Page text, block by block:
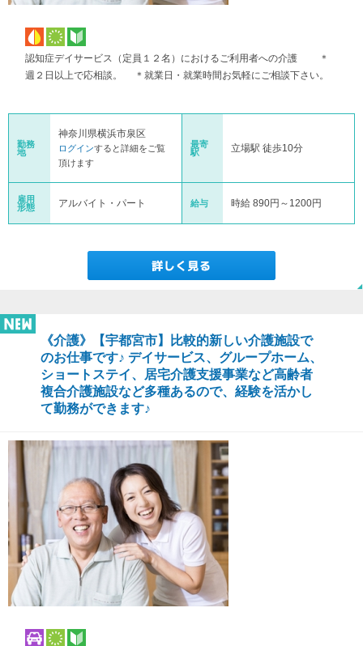
認知症デイサービス（定員１２名）におけるご利用者への介護 ＊
週２日以上で応相談。 ＊就業日・就業時間お気軽にご相談下さい。
勤務
地
神奈川県横浜市泉区
ログインすると詳細をご覧
頂けます
最寄
駅
立場駅 徒歩10分
雇用
形態
アルバイト・パート 給与 時給 890円～1200円
《介護》【宇都宮市】比較的新しい介護施設で
のお仕事です♪ デイサービス、グループホーム、
ショートステイ、居宅介護支援事業など高齢者
複合介護施設など多種あるので、経験を活かし
て勤務ができます♪